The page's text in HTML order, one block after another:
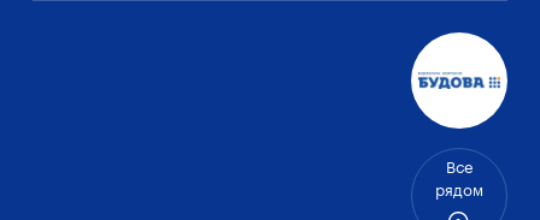
Все
рядом